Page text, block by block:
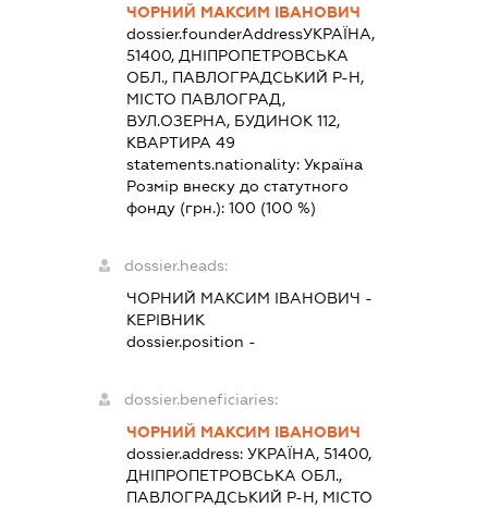
ЧОРНИЙ МАКСИМ ІВАНОВИЧ
dossier.founderAddressУКРАЇНА,
51400, ДНІПРОПЕТРОВСЬКА
ОБЛ., ПАВЛОГРАДСЬКИЙ Р-Н,
МІСТО ПАВЛОГРАД,
ВУЛ.ОЗЕРНА, БУДИНОК 112,
КВАРТИРА 49
statements.nationality: Україна
Розмір внеску до статутного
фонду (грн.): 100 (100 %)
dossier.heads:
ЧОРНИЙ МАКСИМ ІВАНОВИЧ -
КЕРІВНИК
dossier.position -
dossier.beneficiaries:
ЧОРНИЙ МАКСИМ ІВАНОВИЧ
dossier.address: УКРАЇНА, 51400,
ДНІПРОПЕТРОВСЬКА ОБЛ.,
ПАВЛОГРАДСЬКИЙ Р-Н, МІСТО